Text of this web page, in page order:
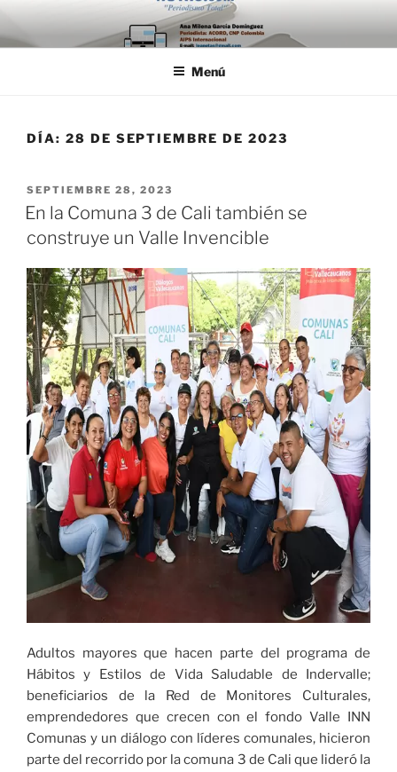
Saltar
al
contenido
Menú
DÍA: 28 DE SEPTIEMBRE DE 2023
PUBLICADO
EL
SEPTIEMBRE 28, 2023
En la Comuna 3 de Cali también se
construye un Valle Invencible
Adultos mayores que hacen parte del programa de
Hábitos y Estilos de Vida Saludable de Indervalle;
beneficiarios de la Red de Monitores Culturales,
emprendedores que crecen con el fondo Valle INN
Comunas y un diálogo con líderes comunales, hicieron
parte del recorrido por la comuna 3 de Cali que lideró la